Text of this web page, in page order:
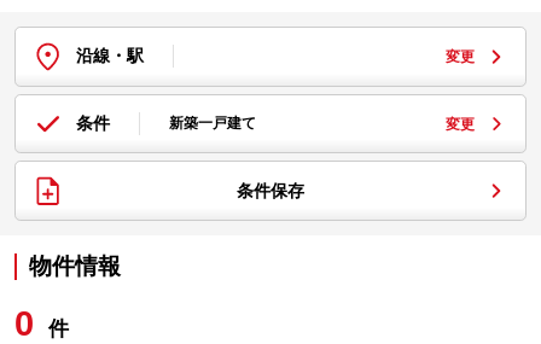
沿線・駅 変更
条件 新築一戸建て 変更
条件保存
物件情報
0 件